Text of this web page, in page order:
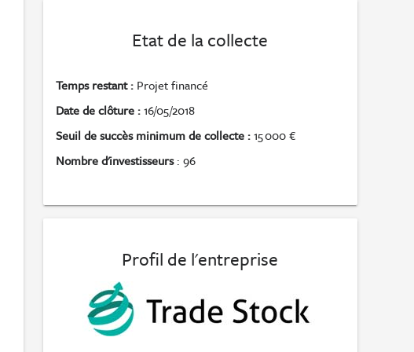
Etat de la collecte
Temps restant : Projet financé
Date de clôture :16/05/2018
Seuil de succès minimum de collecte :15 000 €
Nombre d'investisseurs: 96
Profil de l'entreprise